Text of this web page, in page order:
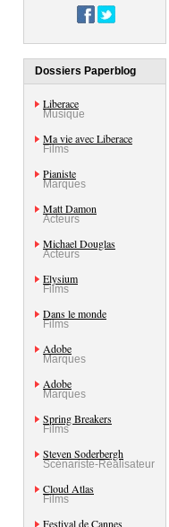
Dossiers Paperblog
Liberace
Musique
Ma vie avec Liberace
Films
Pianiste
Marques
Matt Damon
Acteurs
Michael Douglas
Acteurs
Elysium
Films
Dans le monde
Films
Adobe
Marques
Adobe
Marques
Spring Breakers
Films
Steven Soderbergh
Scénariste-Réalisateur
Cloud Atlas
Films
Festival de Cannes